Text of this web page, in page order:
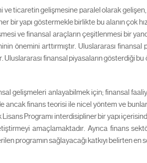
ve ticaretin gelişmesine paralel olarak
bir yapı göstermekle birlikte bu alanın çok
ve finansal araçların çeşitlenmesi bir
önemini arttırmıştır. Uluslararası
Uluslararası finansal piyasaların
gelişmeleri anlayabilmek için; finansal
ancak finans teorisi ile nicel yöntem ve
Lisans Programı interdisipliner bir yapı
amaçlamaktadır. Ayrıca finans
programın sağlayacağı katkıyı belirten